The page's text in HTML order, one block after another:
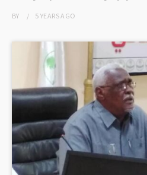
BY 5 YEARSAGO